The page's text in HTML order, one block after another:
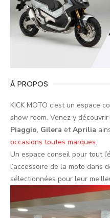
À PROPOS
KICK MOTO c’est un espace
show room. Venez y
Piaggio, Gilera etAprilia
occasions toutes marques.
Un espace conseil pour tout
l’accessoire de la moto dans
sélectionnées pour leur